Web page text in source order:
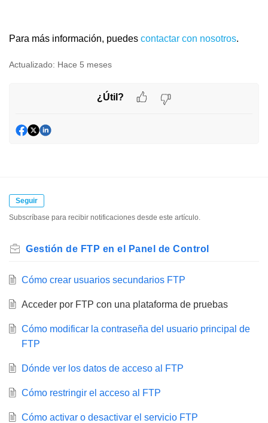
Para más información, puedes contactar con nosotros.
Actualizado: Hace 5 meses
¿Útil?
Seguir
Subscríbase para recibir notificaciones desde este artículo.
Gestión de FTP en el Panel de Control
Cómo crear usuarios secundarios FTP
Acceder por FTP con una plataforma de pruebas
Cómo modificar la contraseña del usuario principal de
FTP
Dónde ver los datos de acceso al FTP
Cómo restringir el acceso al FTP
Cómo activar o desactivar el servicio FTP